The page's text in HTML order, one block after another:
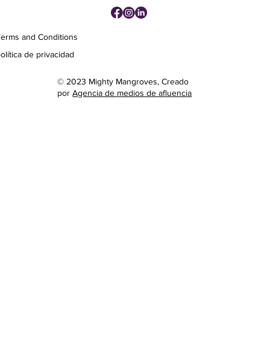
© 2023 Mighty Mangroves, Creado
porAgencia de medios de afluencia
and Conditions
de privacidad